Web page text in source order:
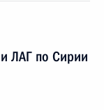
ЛАГ по Сирии